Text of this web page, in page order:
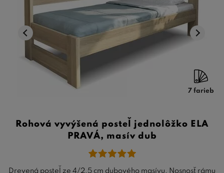
7 farieb
Rohová vyvýšená posteľ jednolôžko ELA
PRAVÁ, masív dub
Drevená posteľ ze 4/2,5 cm dubového masívu. Nosnosť rámu